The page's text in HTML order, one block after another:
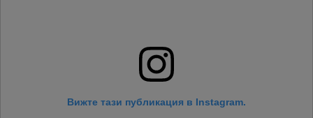
Вижте тази публикация в Instagram.